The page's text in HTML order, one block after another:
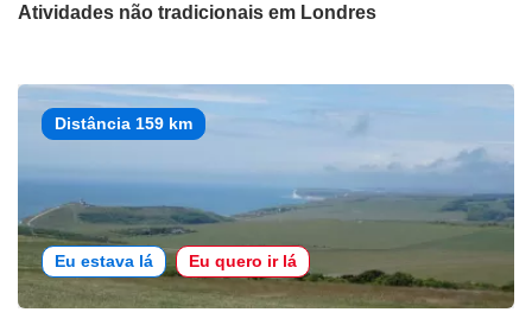
Atividades não tradicionais em Londres
Distância 159 km
Eu estava lá Eu quero ir lá